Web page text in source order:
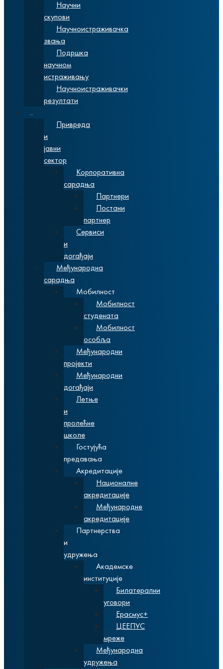
Научни
скупови
Научноистраживачка
звања
Подршка
научном
истраживању
Научноистраживачки
резултати
Привреда
и
јавни
сектор
Корпоративна
сарадња
Партнери
Постани
партнер
Сервиси
и
догађаји
Међународна
сарадња
Мобилност
Мобилност
студената
Мобилност
особља
Међународни
пројекти
Међународни
догађаји
Летње
и
пролећне
школе
Гостујућа
предавања
Акредитације
Националне
акредитације
Међународне
акредитације
Партнерства
и
удружења
Академске
институције
Билатерални
уговори
Ерасмус+
ЦЕЕПУС
мреже
Међународна
удружења